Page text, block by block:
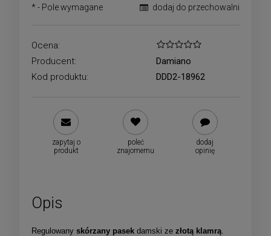
dodaj do przechowalni
* - Pole wymagane
Ocena:
Producent:
Damiano
Kod produktu:
DDD2-18962
zapytaj o
produkt
poleć
znajomemu
dodaj
opinię
Opis
Regulowany skórzany pasek damski ze złotą klamrą